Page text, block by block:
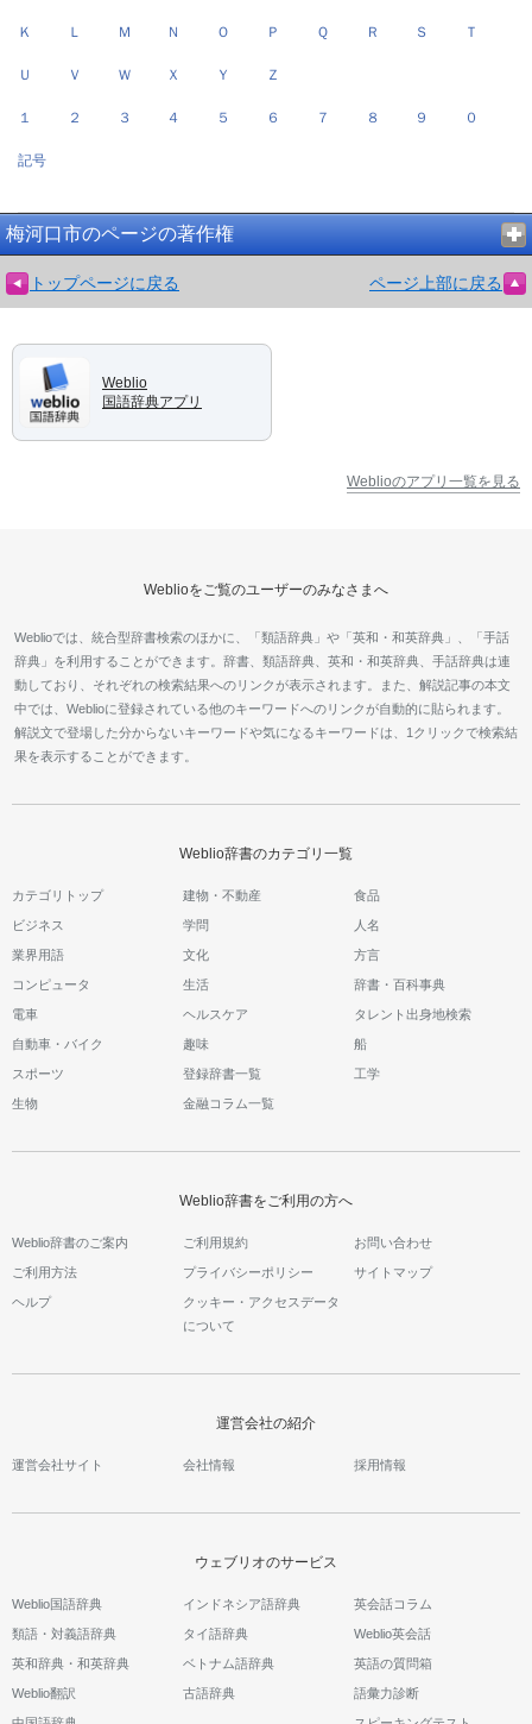
Ｋ Ｌ Ｍ Ｎ Ｏ Ｐ Ｑ Ｒ Ｓ Ｔ
Ｕ Ｖ Ｗ Ｘ Ｙ Ｚ
１ ２ ３ ４ ５ ６ ７ ８ ９ ０
記号
梅河口市のページの著作権
トップページに戻る ページ上部に戻る
Weblio
国語辞典アプリ
Weblioのアプリ一覧を見る
Weblioをご覧のユーザーのみなさまへ
Weblioでは、統合型辞書検索のほかに、「類語辞典」や「英和・和英辞典」、「手話
辞典」を利用することができます。辞書、類語辞典、英和・和英辞典、手話辞典は連
動しており、それぞれの検索結果へのリンクが表示されます。また、解説記事の本文
中では、Weblioに登録されている他のキーワードへのリンクが自動的に貼られます。
解説文で登場した分からないキーワードや気になるキーワードは、1クリックで検索結
果を表示することができます。
Weblio辞書のカテゴリ一覧
カテゴリトップ 建物・不動産 食品
ビジネス 学問 人名
業界用語 文化 方言
コンピュータ 生活 辞書・百科事典
電車 ヘルスケア タレント出身地検索
自動車・バイク 趣味 船
スポーツ 登録辞書一覧 工学
生物 金融コラム一覧
Weblio辞書をご利用の方へ
Weblio辞書のご案内 ご利用規約 お問い合わせ
ご利用方法 プライバシーポリシー サイトマップ
ヘルプ
クッキー・アクセスデータ
について
運営会社の紹介
運営会社サイト 会社情報 採用情報
ウェブリオのサービス
Weblio国語辞典
類語・対義語辞典
英和辞典・和英辞典
Weblio翻訳
インドネシア語辞典
タイ語辞典
ベトナム語辞典
古語辞典
英会話コラム
Weblio英会話
英語の質問箱
語彙力診断